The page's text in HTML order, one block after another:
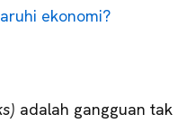
ekonomi?
adalah gangguan tak